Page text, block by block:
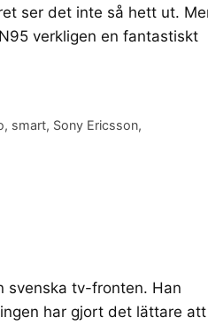
ser det inte så hett ut.
verkligen en fantastiskt
, smart, Sony Ericsson,
svenska tv-fronten. Han
har gjort det lättare att